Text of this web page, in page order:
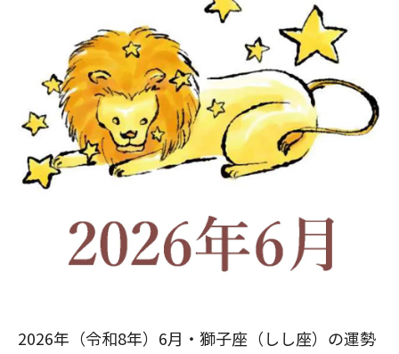
2026年（令和8年）6月・獅子座（しし座）の運勢